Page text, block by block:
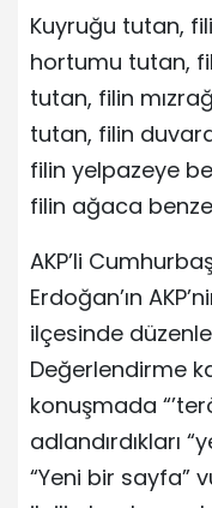
Kuyruğu tutan,
hortumu tutan,
tutan, filin
tutan, filin
filin yelpazeye
filin ağaca
AKP’li
Erdoğan’ın
ilçesinde
Değerlendirme
konuşmada
adlandırdıkları
“Yeni bir sayfa”